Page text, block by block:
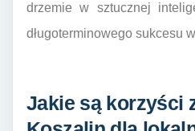
drzemie w sztucznej
długoterminowego sukcesu
Jakie są korzyści